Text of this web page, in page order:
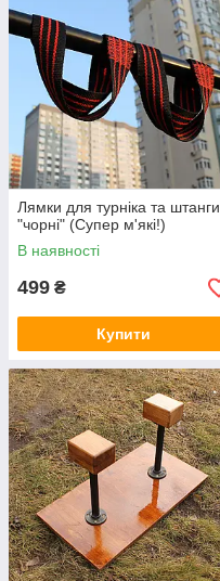
Лямки для турніка та штанги
"чорні" (Супер м'які!)
В наявності
499 ₴
Купити